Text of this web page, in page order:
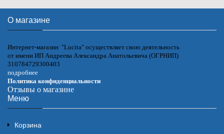
О магазине
Интернет-магазин "Lucita" осуществляет свою деятельность
от имени ИП Андреева Александра Анатольевича (ОГРНИП)
310784729300403
подробнее
Политика конфиденциальности
Отзывы о магазине
Меню
Корзина